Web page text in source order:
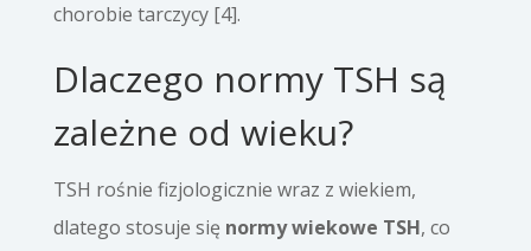
chorobie tarczycy [4].
Dlaczego normy TSH są
zależne od wieku?
TSH rośnie fizjologicznie wraz z wiekiem,
dlatego stosuje się normy wiekowe TSH, co